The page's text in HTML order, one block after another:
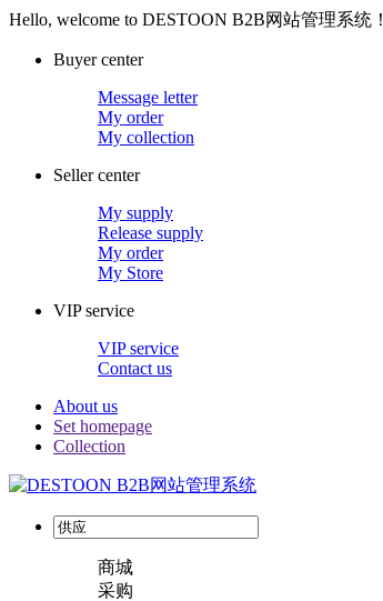
Hello, welcome to DESTOON B2B网站管理系统！
Buyer center
Message letter
My order
My collection
Seller center
My supply
Release supply
My order
My Store
VIP service
VIP service
Contact us
About us
Set homepage
Collection
商城
采购